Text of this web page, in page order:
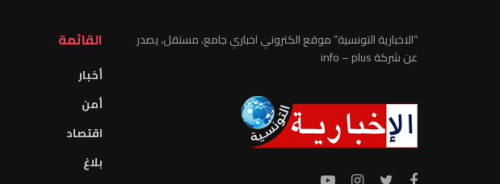
“الاخبارية التونسية” موقع الكتروني اخباري جامع، مستقل، يصدر
عن شركة info – plus
القائمة
أخبار
أمن
اقتصاد
بلاغ